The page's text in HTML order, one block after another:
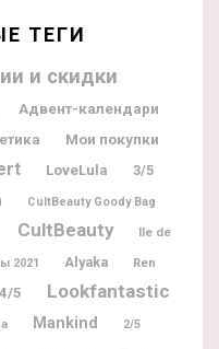
ТЕГИ
и скидки
Адвент-календари
Мои покупки
LoveLula 3/5
CultBeauty Goody Bag
CultBeauty
Ile de
2021 Alyaka Ren
4/5 Lookfantastic
Mankind 2/5